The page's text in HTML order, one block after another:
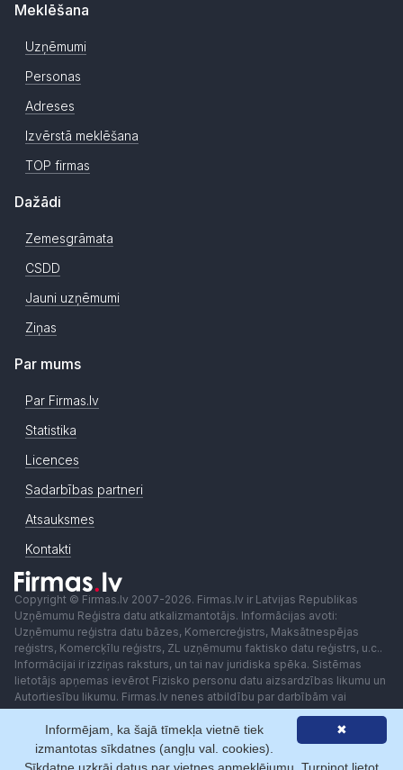
Meklēšana
Uzņēmumi
Personas
Adreses
Izvērstā meklēšana
TOP firmas
Dažādi
Zemesgrāmata
CSDD
Jauni uzņēmumi
Ziņas
Par mums
Par Firmas.lv
Statistika
Licences
Sadarbības partneri
Atsauksmes
Kontakti
Copyright © Firmas.lv 2007-2026. Firmas.lv ir Latvijas Republikas
Uzņēmumu Reģistra datu atkalizmantotājs. Informācijas avoti:
Uzņēmumu reģistra datu bāzes, Komercreģistrs, Maksātnespējas
reģistrs, Komercķīlu reģistrs, ZL uzņēmumu faktisko datu reģistrs, u.c..
Informācijai ir izziņas raksturs, un tai nav juridiska spēka. Sistēmas
lietotājs apņemas ievērot Fizisko personu datu aizsardzības likumu un
Autortiesību likumu. Firmas.lv nenes atbildību par darbībām vai
lēmumiem, kas balstīti uz saņemto pakalpojumu. Lietotājam aizliegts
izmantot jebkādas automatizētas sistēmas vai iekārtas (robotus)
piekļuvei sistēmai bez rakstiskas saskaņošanas ar Firmas.lv. Galvenā
redaktore: Ingūna Pempere.
✖
Informējam, ka šajā tīmekļa vietnē tiek
izmantotas sīkdatnes (angļu val. cookies).